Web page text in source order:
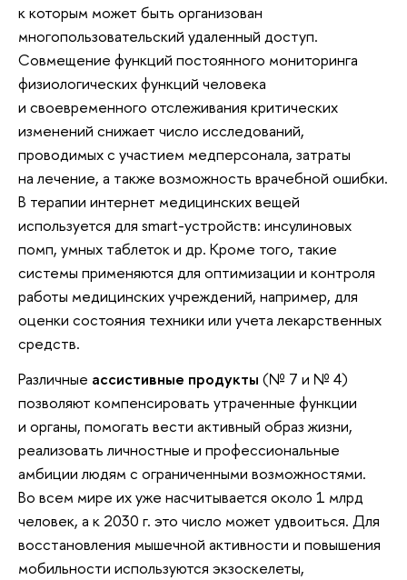
к которым может быть организован
многопользовательский удаленный доступ.
Совмещение функций постоянного мониторинга
физиологических функций человека
и своевременного отслеживания критических
изменений снижает число исследований,
проводимых с участием медперсонала, затраты
на лечение, а также возможность врачебной ошибки.
В терапии интернет медицинских вещей
используется для smart-устройств: инсулиновых
помп, умных таблеток и др. Кроме того, такие
системы применяются для оптимизации и контроля
работы медицинских учреждений, например, для
оценки состояния техники или учета лекарственных
средств.
Различные ассистивные продукты (№ 7 и № 4)
позволяют компенсировать утраченные функции
и органы, помогать вести активный образ жизни,
реализовать личностные и профессиональные
амбиции людям с ограниченными возможностями.
Во всем мире их уже насчитывается около 1 млрд
человек, а к 2030 г. это число может удвоиться. Для
восстановления мышечной активности и повышения
мобильности используются экзоскелеты,